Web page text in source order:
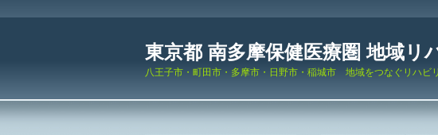
東京都 南多摩保健医療圏 地域
八王子市・町田市・多摩市・日野市・稲城市 地域をつなぐリハビ